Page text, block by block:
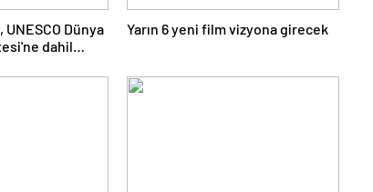
Dünya
dahil
Yarın 6 yeni film vizyona girecek